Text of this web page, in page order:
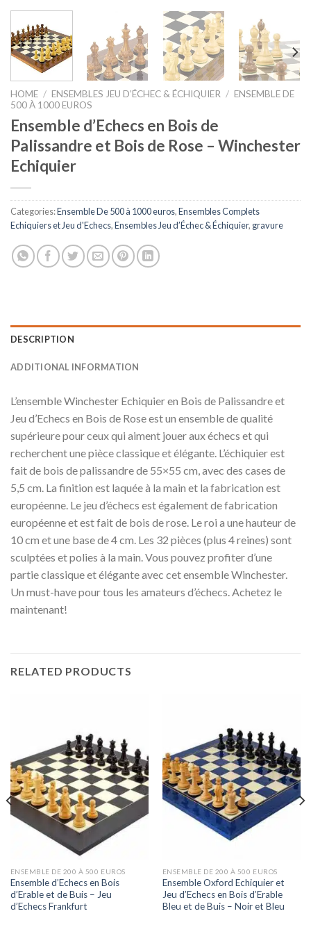
HOME / ENSEMBLES JEU D’ÉCHEC & ÉCHIQUIER / ENSEMBLE DE
500 À 1000 EUROS
Ensemble d’Echecs en Bois de
Palissandre et Bois de Rose – Winchester
Echiquier
Categories:Ensemble De 500 à 1000 euros,Ensembles Complets
Echiquiers et Jeu d'Echecs,Ensembles Jeu d’Échec & Échiquier, gravure
DESCRIPTION
ADDITIONAL INFORMATION
L’ensemble Winchester Echiquier en Bois de Palissandre et
Jeu d’Echecs en Bois de Rose est un ensemble de qualité
supérieure pour ceux qui aiment jouer aux échecs et qui
recherchent une pièce classique et élégante. L’échiquier est
fait de bois de palissandre de 55×55 cm, avec des cases de
5,5 cm. La finition est laquée à la main et la fabrication est
européenne. Le jeu d’échecs est également de fabrication
européenne et est fait de bois de rose. Le roi a une hauteur de
10 cm et une base de 4 cm. Les 32 pièces (plus 4 reines) sont
sculptées et polies à la main. Vous pouvez profiter d’une
partie classique et élégante avec cet ensemble Winchester.
Un must-have pour tous les amateurs d’échecs. Achetez le
maintenant!
RELATED PRODUCTS
ENSEMBLE DE 200 À 500 EUROS
Ensemble d’Echecs en Bois
d’Erable et de Buis – Jeu
d’Echecs Frankfurt
ENSEMBLE DE 200 À 500 EUROS
Ensemble Oxford Echiquier et
Jeu d’Echecs en Bois d’Erable
Bleu et de Buis – Noir et Bleu